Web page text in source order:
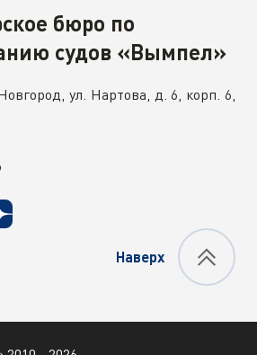
бюро по
судов «Вымпел»
ул. Нартова, д. 6, корп. 6,
Наверх